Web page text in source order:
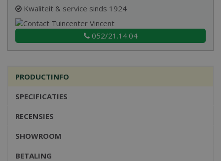
Kwaliteit & service sinds 1924
052/21.14.04
PRODUCTINFO
SPECIFICATIES
RECENSIES
SHOWROOM
BETALING